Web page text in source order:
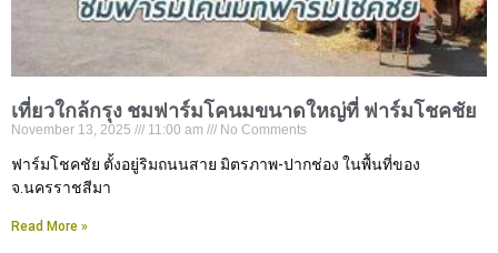
เที่ยวใกล้กรุง ชมฟาร์มโคนมขนาดใหญ่ที่ ฟาร์มโชคชัย
November 13, 2025 11:00 am No Comments
ฟาร์มโชคชัย ตั้งอยู่ริมถนนสาย มิตรภาพ-ปากช่อง ในพื้นที่ของ
จ.นครราชสีมา
Read More »